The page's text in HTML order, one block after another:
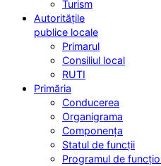
Turism
Autoritățile
publice locale
Primarul
Consiliul local
RUTI
Primăria
Conducerea
Organigrama
Componența
Statul de funcții
Programul de